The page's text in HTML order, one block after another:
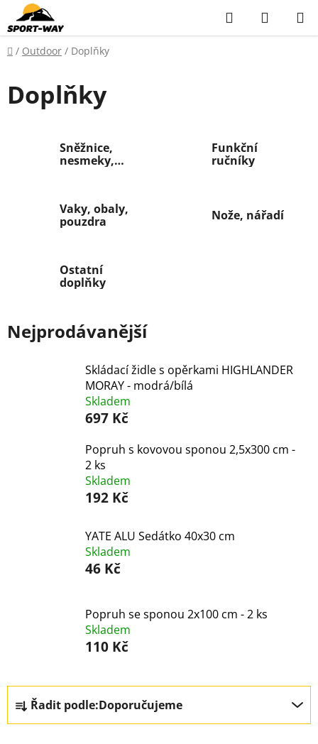
Přejít
na
obsah
Hledat
KOŠÍK
Domů
/ Outdoor / Doplňky
Doplňky
Sněžnice,
nesmeky,
Funkční
ručníky
Vaky, obaly,
pouzdra
Nože, nářadí
Ostatní
doplňky
Nejprodávanější
Skládací židle s opěrkami HIGHLANDER
MORAY - modrá/bílá
Skladem
697 Kč
Popruh s kovovou sponou 2,5x300 cm -
2 ks
Skladem
192 Kč
YATE ALU Sedátko 40x30 cm
Skladem
46 Kč
Popruh se sponou 2x100 cm - 2 ks
Skladem
110 Kč
Ř
a
z
Řadit podle:Doporučujeme